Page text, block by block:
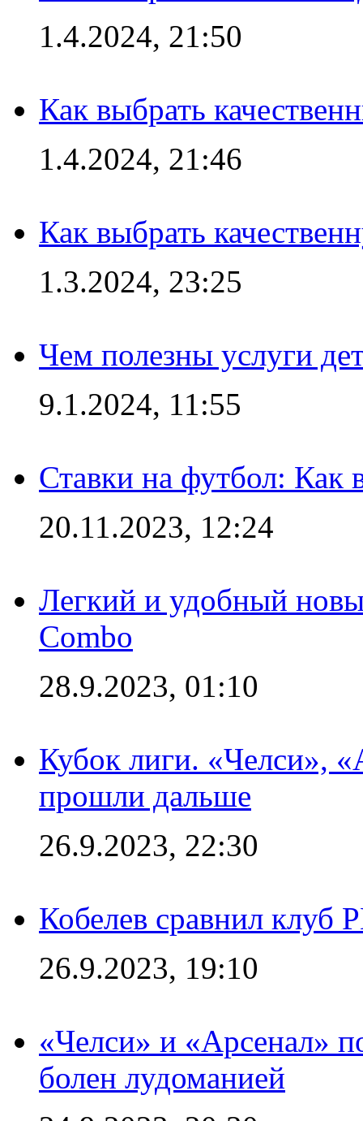
1.4.2024, 21:50
Как выбрать
1.4.2024, 21:46
Как выбрать
1.3.2024, 23:25
Чем полезны услуги
9.1.2024, 11:55
Ставки на футбол: Как
20.11.2023, 12:24
Легкий и удобный
Combo
28.9.2023, 01:10
Кубок лиги. «Челси»,
прошли дальше
26.9.2023, 22:30
Кобелев сравнил клуб
26.9.2023, 19:10
«Челси» и «Арсенал»
болен лудоманией